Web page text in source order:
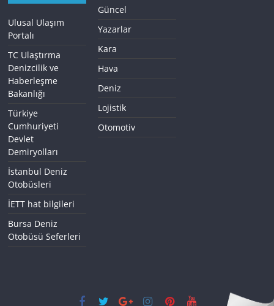
Ulusal Ulaşım
Portalı
TC Ulaştırma
Denizcilik ve
Haberleşme
Bakanlığı
Türkiye
Cumhuriyeti
Devlet
Demiryolları
İstanbul Deniz
Otobüsleri
İETT hat bilgileri
Bursa Deniz
Otobüsü Seferleri
Güncel
Yazarlar
Kara
Hava
Deniz
Lojistik
Otomotiv